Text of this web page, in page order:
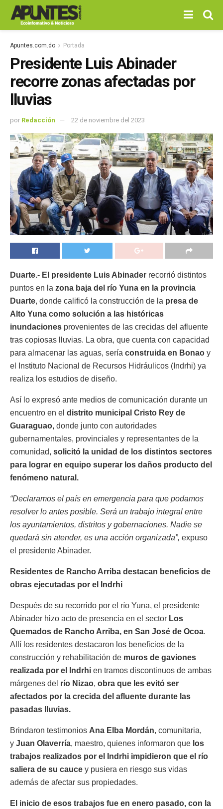
Apuntes.com.do Portada
Presidente Luis Abinader
recorre zonas afectadas por
lluvias
por Redacción 22 de noviembre del 2023
Duarte.- El presidente Luis Abinader recorrió distintos
puntos en la zona baja del río Yuna en la provincia
Duarte, donde calificó la construcción de la presa de
Alto Yuna como solución a las históricas
inundaciones provenientes de las crecidas del afluente
tras copiosas lluvias. La obra, que cuenta con capacidad
para almacenar las aguas, sería construida en Bonao y
el Instituto Nacional de Recursos Hidráulicos (Indrhi) ya
realiza los estudios de diseño.
Así lo expresó ante medios de comunicación durante un
encuentro en el distrito municipal Cristo Rey de
Guaraguao, donde junto con autoridades
gubernamentales, provinciales y representantes de la
comunidad, solicitó la unidad de los distintos sectores
para lograr en equipo superar los daños producto del
fenómeno natural.
“Declaramos el país en emergencia para que podamos
resolver lo antes posible. Será un trabajo integral entre
los ayuntamientos, distritos y gobernaciones. Nadie se
quedará sin atender, es una acción organizada”, expuso
el presidente Abinader.
Residentes de Rancho Arriba destacan beneficios de
obras ejecutadas por el Indrhi
Después de su recorrido por el río Yuna, el presidente
Abinader hizo acto de presencia en el sector Los
Quemados de Rancho Arriba, en San José de Ocoa.
Allí los residentes destacaron los beneficios de la
construcción y rehabilitación de muros de gaviones
realizada por el Indrhi en tramos discontinuos de ambas
márgenes del río Nizao, obra que les evitó ser
afectados por la crecida del afluente durante las
pasadas lluvias.
Brindaron testimonios Ana Elba Mordán, comunitaria,
y Juan Olaverría, maestro, quienes informaron que los
trabajos realizados por el Indrhi impidieron que el río
saliera de su cauce y pusiera en riesgo sus vidas
además de afectar sus propiedades.
El inicio de esos trabajos fue en enero pasado, con la